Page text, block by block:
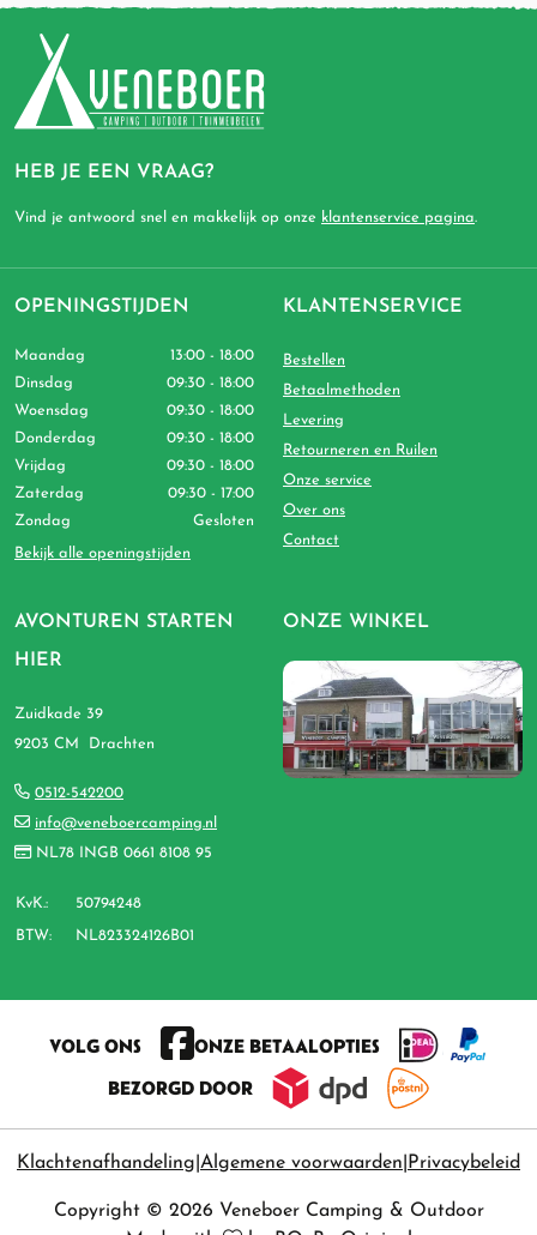
HEB JE EEN VRAAG?
Vind je antwoord snel en makkelijk op onze klantenservice pagina.
AVONTUREN STARTEN
HIER
Zuidkade 39
9203 CM Drachten
0512-542200
info@veneboercamping.nl
NL78 INGB 0661 8108 95
KvK.: 50794248
BTW: NL823324126B01
OPENINGSTIJDEN
Maandag
13:00 - 18:00
Dinsdag
09:30 - 18:00
Woensdag
09:30 - 18:00
Donderdag
09:30 - 18:00
Vrijdag
09:30 - 18:00
Zaterdag
09:30 - 17:00
Zondag
Gesloten
Bekijk alle openingstijden
KLANTENSERVICE
Bestellen
Betaalmethoden
Levering
Retourneren en Ruilen
Onze service
Over ons
Contact
ONZE WINKEL
VOLG ONS
ONZE BETAALOPTIES
BEZORGD DOOR
Klachtenafhandeling Algemene voorwaarden Privacybeleid
Copyright © 2026 Veneboer Camping & Outdoor